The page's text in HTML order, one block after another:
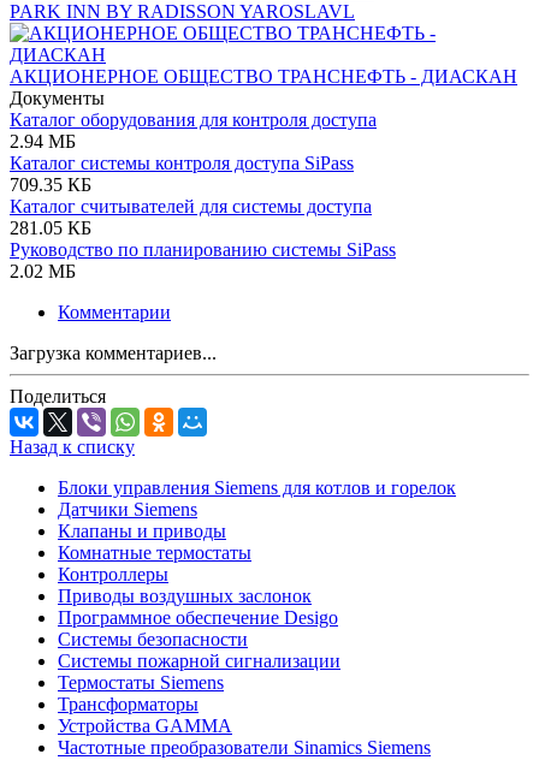
PARK INN BY RADISSON YAROSLAVL
АКЦИОНЕРНОЕ ОБЩЕСТВО ТРАНСНЕФТЬ - ДИАСКАН
Документы
Каталог оборудования для контроля доступа
2.94 МБ
Каталог системы контроля доступа SiPass
709.35 КБ
Каталог считывателей для системы доступа
281.05 КБ
Руководство по планированию системы SiPass
2.02 МБ
Комментарии
Загрузка комментариев...
Поделиться
Назад к списку
Блоки управления Siemens для котлов и горелок
Датчики Siemens
Клапаны и приводы
Комнатные термостаты
Контроллеры
Приводы воздушных заслонок
Программное обеспечение Desigo
Системы безопасности
Системы пожарной сигнализации
Термостаты Siemens
Трансформаторы
Устройства GAMMA
Частотные преобразователи Sinamics Siemens